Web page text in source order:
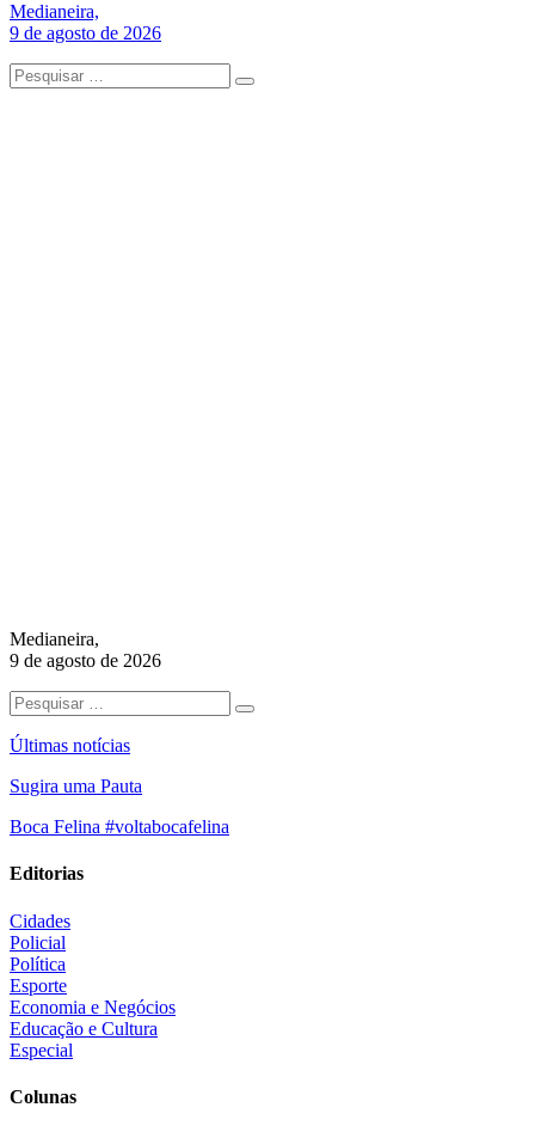
Medianeira,
9 de agosto de 2026
Medianeira,
9 de agosto de 2026
Últimas notícias
Sugira uma Pauta
Boca Felina #voltabocafelina
Editorias
Cidades
Policial
Política
Esporte
Economia e Negócios
Educação e Cultura
Especial
Colunas